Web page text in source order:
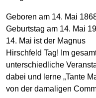
Geboren am 14. Mai
Geburtstag am 14. Mai
14. Mai ist der Magnus
Hirschfeld Tag! Im
unterschiedliche
dabei und lerne „Tante
von der damaligen